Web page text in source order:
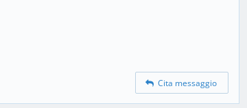
Cita messaggio